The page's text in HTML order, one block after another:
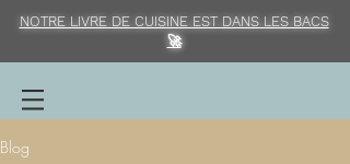
NOTRE LIVRE DE CUISINE EST DANS LES BACS
🚀
Blog